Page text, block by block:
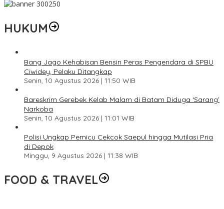
HUKUM
Bang Jago Kehabisan Bensin Peras Pengendara di SPBU
Ciwidey, Pelaku Ditangkap
Senin, 10 Agustus 2026 | 11:50 WIB
Bareskrim Gerebek Kelab Malam di Batam Diduga ‘Sarang’
Narkoba
Senin, 10 Agustus 2026 | 11:01 WIB
Polisi Ungkap Pemicu Cekcok Saepul hingga Mutilasi Pria
di Depok
Minggu, 9 Agustus 2026 | 11:38 WIB
FOOD & TRAVEL